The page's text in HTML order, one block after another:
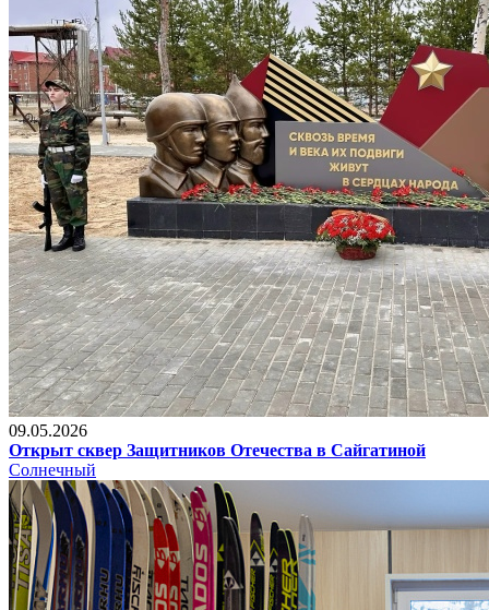
09.05.2026
Открыт сквер Защитников Отечества в Сайгатиной
Солнечный